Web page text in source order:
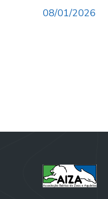
08/01/2026